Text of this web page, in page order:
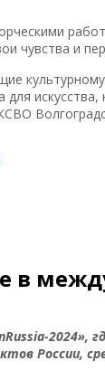
чувства и
искусства,
в
2024»,
России,